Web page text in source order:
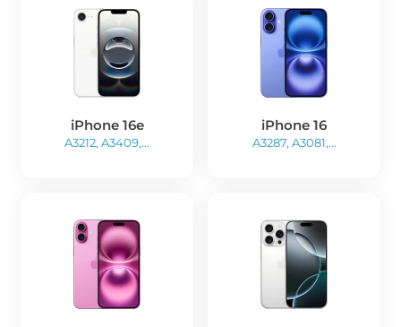
iPhone 16e
A3212, A3409,...
iPhone 16
A3287, A3081,...